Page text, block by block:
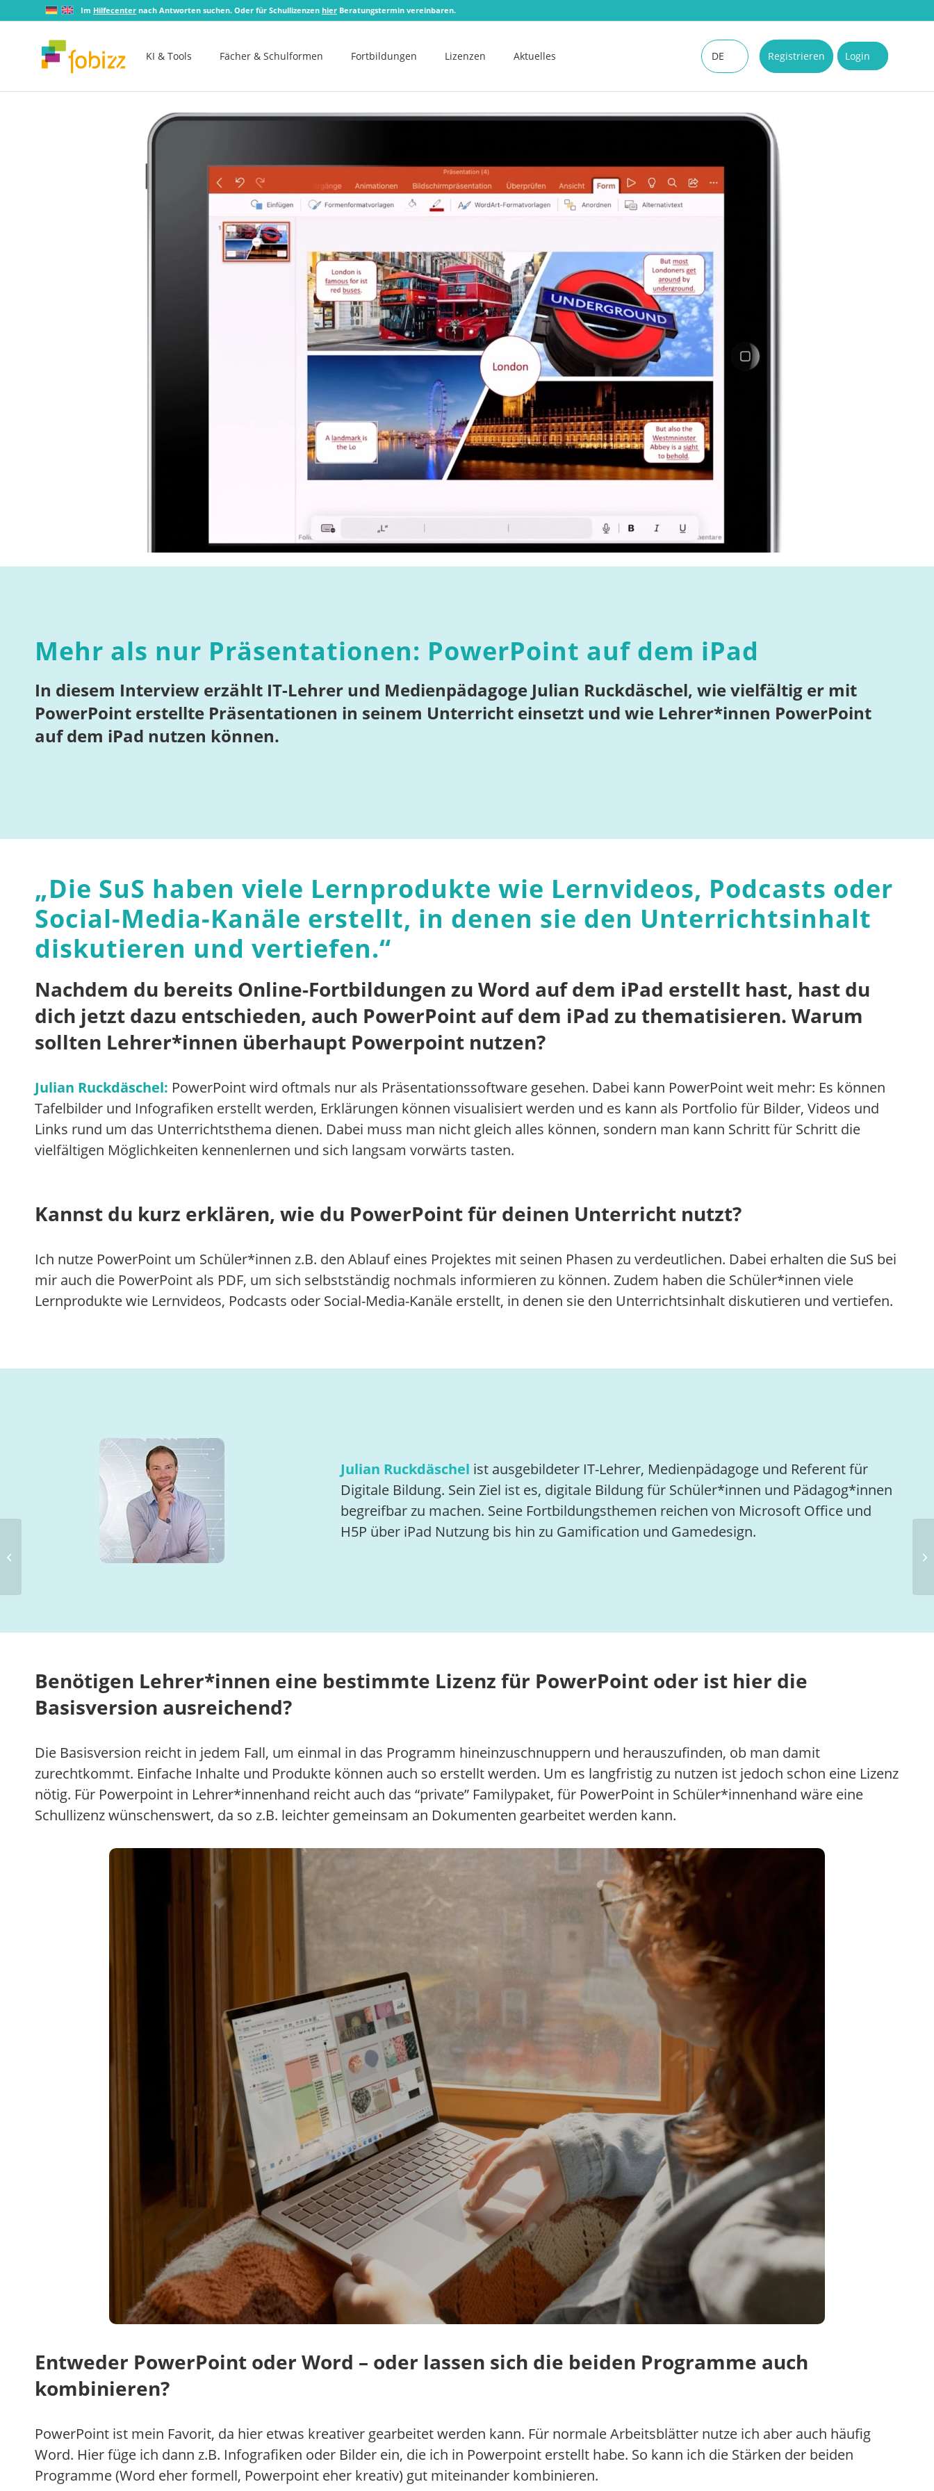
Im Hilfecenter nach Antworten suchen. Oder für Schullizenzen hier Beratungstermin vereinbaren.
KI & Tools Fächer & Schulformen Fortbildungen Lizenzen Aktuelles Registrieren Login
DE
EN
Mehr als nur Präsentationen: PowerPoint auf dem iPad
In diesem Interview erzählt IT-Lehrer und Medienpädagoge Julian Ruckdäschel, wie vielfältig er mit
PowerPoint erstellte Präsentationen in seinem Unterricht einsetzt und wie Lehrer*innen PowerPoint
auf dem iPad nutzen können.
„Die SuS haben viele Lernprodukte wie Lernvideos, Podcasts oder
Social-Media-Kanäle erstellt, in denen sie den Unterrichtsinhalt
diskutieren und vertiefen.“
Nachdem du bereits Online-Fortbildungen zu Word auf dem iPad erstellt hast, hast du
dich jetzt dazu entschieden, auch PowerPoint auf dem iPad zu thematisieren. Warum
sollten Lehrer*innen überhaupt Powerpoint nutzen?
Julian Ruckdäschel: PowerPoint wird oftmals nur als Präsentationssoftware gesehen. Dabei kann PowerPoint weit mehr: Es können
Tafelbilder und Infografiken erstellt werden, Erklärungen können visualisiert werden und es kann als Portfolio für Bilder, Videos und
Links rund um das Unterrichtsthema dienen. Dabei muss man nicht gleich alles können, sondern man kann Schritt für Schritt die
vielfältigen Möglichkeiten kennenlernen und sich langsam vorwärts tasten.
Kannst du kurz erklären, wie du PowerPoint für deinen Unterricht nutzt?
Ich nutze PowerPoint um Schüler*innen z.B. den Ablauf eines Projektes mit seinen Phasen zu verdeutlichen. Dabei erhalten die SuS bei
mir auch die PowerPoint als PDF, um sich selbstständig nochmals informieren zu können. Zudem haben die Schüler*innen viele
Lernprodukte wie Lernvideos, Podcasts oder Social-Media-Kanäle erstellt, in denen sie den Unterrichtsinhalt diskutieren und vertiefen.
Julian Ruckdäschel ist ausgebildeter IT-Lehrer, Medienpädagoge und Referent für
Digitale Bildung. Sein Ziel ist es, digitale Bildung für Schüler*innen und Pädagog*innen
begreifbar zu machen. Seine Fortbildungsthemen reichen von Microsoft Office und
H5P über iPad Nutzung bis hin zu Gamification und Gamedesign.
Benötigen Lehrer*innen eine bestimmte Lizenz für PowerPoint oder ist hier die
Basisversion ausreichend?
Die Basisversion reicht in jedem Fall, um einmal in das Programm hineinzuschnuppern und herauszufinden, ob man damit
zurechtkommt. Einfache Inhalte und Produkte können auch so erstellt werden. Um es langfristig zu nutzen ist jedoch schon eine Lizenz
nötig. Für Powerpoint in Lehrer*innenhand reicht auch das “private” Familypaket, für PowerPoint in Schüler*innenhand wäre eine
Schullizenz wünschenswert, da so z.B. leichter gemeinsam an Dokumenten gearbeitet werden kann.
Entweder PowerPoint oder Word – oder lassen sich die beiden Programme auch
kombinieren?
PowerPoint ist mein Favorit, da hier etwas kreativer gearbeitet werden kann. Für normale Arbeitsblätter nutze ich aber auch häufig
Word. Hier füge ich dann z.B. Infografiken oder Bilder ein, die ich in Powerpoint erstellt habe. So kann ich die Stärken der beiden
Programme (Word eher formell, Powerpoint eher kreativ) gut miteinander kombinieren.